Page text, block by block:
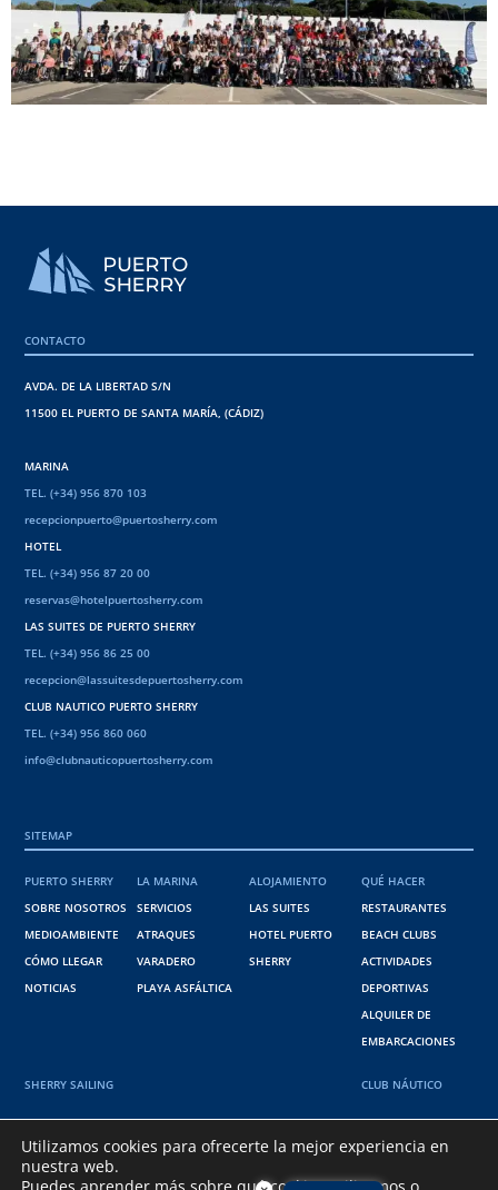
CONTACTO
AVDA. DE LA LIBERTAD S/N
11500 EL PUERTO DE SANTA MARÍA, (CÁDIZ)
MARINA
TEL. (+34) 956 870 103
recepcionpuerto@puertosherry.com
HOTEL
TEL. (+34) 956 87 20 00
reservas@hotelpuertosherry.com
LAS SUITES DE PUERTO SHERRY
TEL. (+34) 956 86 25 00
recepcion@lassuitesdepuertosherry.com
CLUB NAUTICO PUERTO SHERRY
TEL. (+34) 956 860 060
info@clubnauticopuertosherry.com
SITEMAP
PUERTO SHERRY
SOBRE NOSOTROS
MEDIOAMBIENTE
CÓMO LLEGAR
NOTICIAS
LA MARINA
SERVICIOS
ATRAQUES
VARADERO
PLAYA ASFÁLTICA
ALOJAMIENTO
LAS SUITES
HOTEL PUERTO
SHERRY
QUÉ HACER
RESTAURANTES
BEACH CLUBS
ACTIVIDADES
DEPORTIVAS
ALQUILER DE
EMBARCACIONES
SHERRY SAILING CLUB NÁUTICO
36º 34' 38" N
6º 15' 15 " W
Utilizamos cookies para ofrecerte la mejor experiencia en
nuestra web.